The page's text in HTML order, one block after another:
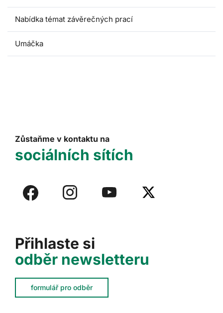
Nabídka témat závěrečných prací
Umáčka
Přihlaste si
odběr newsletteru
formulář pro odběr
Zůstaňme v kontaktu na
sociálních sítích